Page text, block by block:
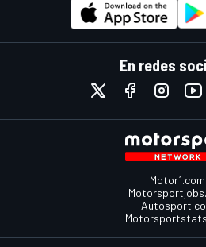
En redes
Motor1.com